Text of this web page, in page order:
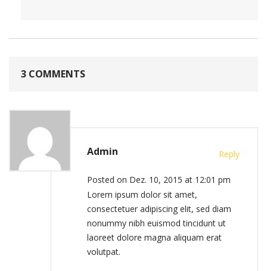
3 COMMENTS
Admin Reply
Posted on Dez. 10, 2015 at 12:01 pm
Lorem ipsum dolor sit amet,
consectetuer adipiscing elit, sed diam
nonummy nibh euismod tincidunt ut
laoreet dolore magna aliquam erat
volutpat.